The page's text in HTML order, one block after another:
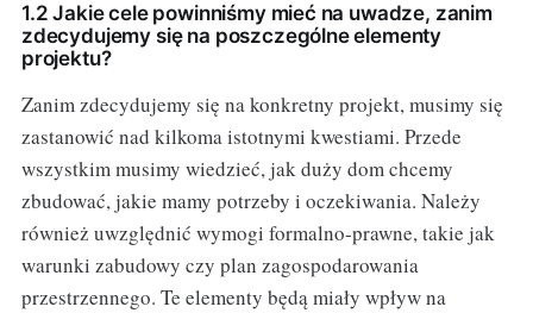
1.2 Jakie cele powinniśmy mieć na uwadze, zanim
zdecydujemy się na poszczególne elementy
projektu?
Zanim zdecydujemy się na konkretny projekt, musimy się
zastanowić nad kilkoma istotnymi kwestiami. Przede
wszystkim musimy wiedzieć, jak duży dom chcemy
zbudować, jakie mamy potrzeby i oczekiwania. Należy
również uwzględnić wymogi formalno-prawne, takie jak
warunki zabudowy czy plan zagospodarowania
przestrzennego. Te elementy będą miały wpływ na